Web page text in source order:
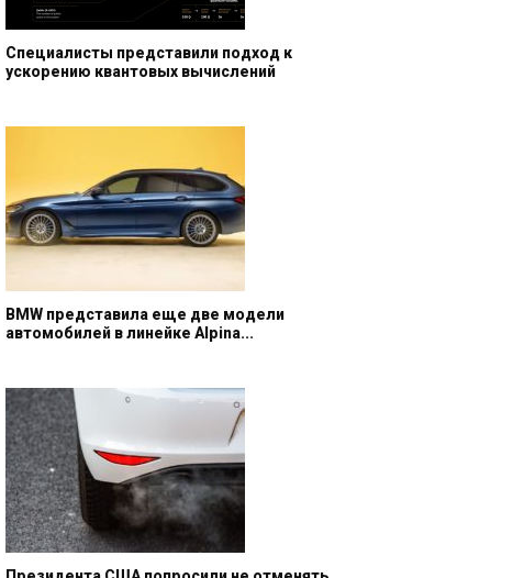
Специалисты представили подход к
ускорению квантовых вычислений
BMW представила еще две модели
автомобилей в линейке Alpina...